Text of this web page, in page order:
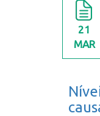
21
MAR